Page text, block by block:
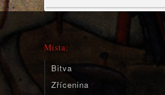
Místa:
Bitva
Zřícenina